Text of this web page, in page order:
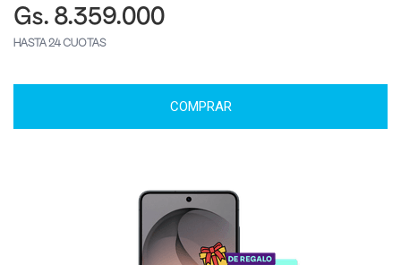
Gs. 8.359.000
HASTA 24 CUOTAS
COMPRAR